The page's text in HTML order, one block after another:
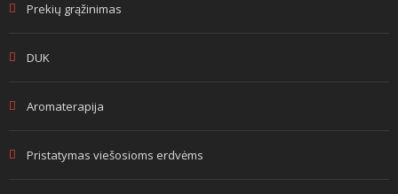
Prekių grąžinimas
DUK
Aromaterapija
Pristatymas viešosioms erdvėms